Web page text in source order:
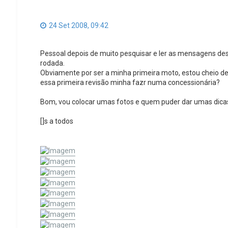
24 Set 2008, 09:42
Pessoal depois de muito pesquisar e ler as mensagens
rodada.
Obviamente por ser a minha primeira moto, estou cheio
essa primeira revisão minha fazr numa concessionária?
Bom, vou colocar umas fotos e quem puder dar umas
[]s a todos